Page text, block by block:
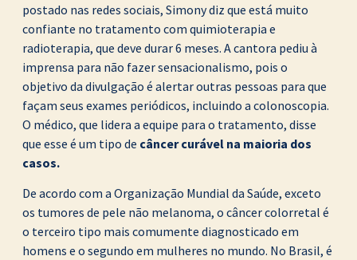
postado nas redes sociais, Simony diz que está muito
confiante no tratamento com quimioterapia e
radioterapia, que deve durar 6 meses. A cantora pediu à
imprensa para não fazer sensacionalismo, pois o
objetivo da divulgação é alertar outras pessoas para que
façam seus exames periódicos, incluindo a colonoscopia.
O médico, que lidera a equipe para o tratamento, disse
que esse é um tipo de câncer curável na maioria dos
casos.
De acordo com a Organização Mundial da Saúde, exceto
os tumores de pele não melanoma, o câncer colorretal é
o terceiro tipo mais comumente diagnosticado em
homens e o segundo em mulheres no mundo. No Brasil, é